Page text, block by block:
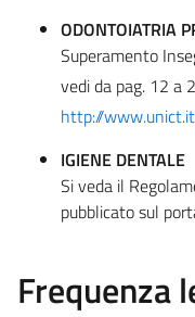
ODONTOIATRIA
Superamento
vedi da pag. 12 a
http://
IGIENE DENTALE
Si veda il
pubblicato sul
Frequenza